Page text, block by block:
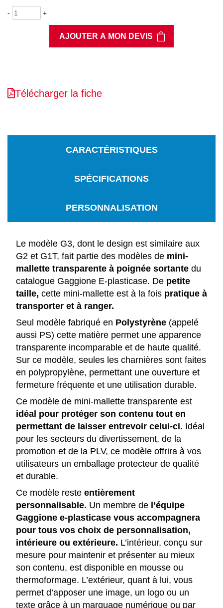
- +
AJOUTER A MON DEVIS
Télécharger la fiche
CARACTÉRISTIQUES
SPÉCIFICATIONS
PERSONNALISATION
Le modèle G3, dont le design est similaire aux
G2 et G1T, fait partie des modèles de mini-
mallette transparente à poignée sortante du
catalogue Gaggione E-plasticase. De petite
taille, cette mini-mallette est à la fois pratique à
transporter et à ranger.
Seul modèle fabriqué en Polystyrène (appelé
aussi PS) cette matière permet une apparence
transparente incomparable et de haute qualité.
Sur ce modèle, seules les charnières sont faites
en polypropylène, permettant une ouverture et
fermeture fréquente et une utilisation durable.
Ce modèle de mini-mallette transparente est
idéal pour protéger son contenu tout en
permettant de laisser entrevoir celui-ci. Idéal
pour les secteurs du divertissement, de la
promotion et de la PLV, ce modèle offrira à vos
utilisateurs un emballage protecteur de qualité
et durable.
Ce modèle reste entièrement
personnalisable. Un membre de l’équipe
Gaggione e-plasticase vous accompagnera
pour tous vos choix de personnalisation,
intérieure ou extérieure. L’intérieur, conçu sur
mesure pour maintenir et présenter au mieux
son contenu, est disponible en mousse ou
thermoformage. L’extérieur, quant à lui, vous
permet d’apposer une image, un logo ou un
texte grâce à un marquage numérique ou par